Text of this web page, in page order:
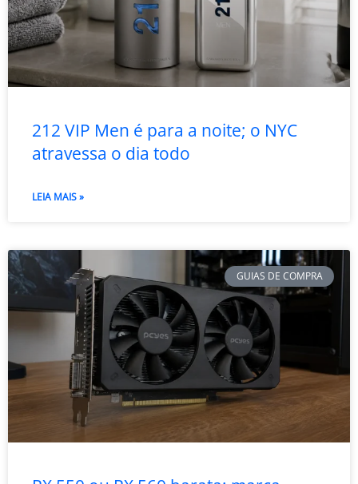
212 VIP Men é para a noite; o NYC
atravessa o dia todo
LEIA MAIS »
GUIAS DE COMPRA